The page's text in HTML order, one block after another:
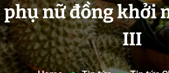
phụ nữ đồng khởi
III